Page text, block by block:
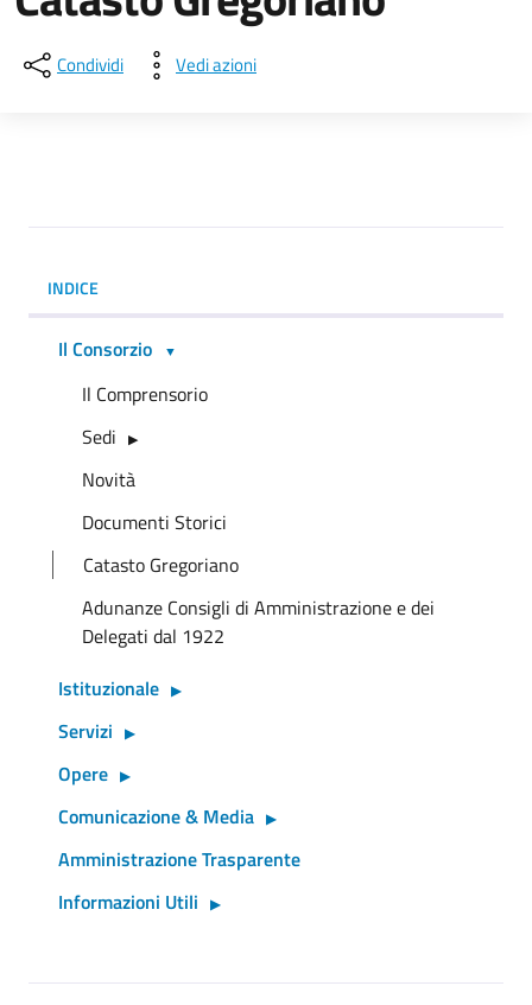
Condividi Vedi azioni
INDICE
Il Consorzio
Il Comprensorio
Sedi
Novità
Documenti Storici
Catasto Gregoriano
Adunanze Consigli di Amministrazione e dei
Delegati dal 1922
Istituzionale
Servizi
Opere
Comunicazione & Media
Amministrazione Trasparente
Informazioni Utili